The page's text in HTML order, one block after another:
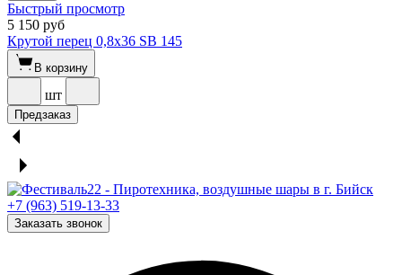
Быстрый просмотр
5 150 руб
Крутой перец 0,8х36 SВ 145
В корзину
шт
Предзаказ
+7 (963) 519-13-33
Заказать звонок